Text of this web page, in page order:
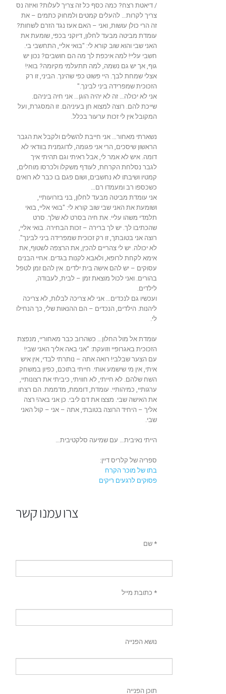
/ דיאטת רצח? כמה כסף כל זה צריך לעלות? ואיזה נס
צריך לקרות… להעלים קמטים ולמחוק כתמים – את
זה הרי כולן עושות, ואני – האם אעז נגד הזרם לשחות?
עומדת מביטה מבעד לחלון, דיוקני בכפי, שומעת את
האני שבי והוא שוב קורא לי: "בואי אליי, התחשבי בי.
חשבי עליי! למה איכפת לך מה הם חושבים? נכון יש
גוף, אך יש גם נשמה, למה תתעלמי מקיומה? בואי!
אצלי שמחת לבך. היי פשוט כפי שהינך. הביני, זו רק
הזכוכית שמפרידה ביני לבינך."
אני לא יכולה… זה לא יהיה הוגן… אני חיה ביניהם.
שייכת להם. רוצה למצוא חן בעיניהם. זו המסגרת, ועל
המקובל אין לי זכות ערעור בכלל.
נשארתי מאחור… אני חייבת להשלים ולקבל את הגבר
הראשון שיסכים, הרי אני פגומה, לדוגמנית בוודאי לא
דומה. איש לא אמר לי, אבל ראיתי וגם תהיתי איך
לגבר נסלחת הקרחת, לעודף משקלו ולכרסו מוחלים,
קמטיו ושיבתו לא נחשבים, ושום פגם בו כבר לא רואים
כשכספו רב ומעמדו רם…
אני עומדת מביטה מבעד לחלון, בני בזרועותיי,
ושומעת את האני שבי שוב קורא לי: "בואי אליי, בואי
תלמדי משהו עליי. את חיה בסרט לא שלך. סרט
שהכתיבו לך. יש לך ברירה – זכות הבחירה. בואי אליי,
רוצה אני בטובתך, זו רק זכוכית שמפרידה ביני לבינך".
לא יכולה. יש לי צהריים להכין, את הרצפה לשטוף, את
אימא לקחת לרופא, ולאבא לקנות בגדים. אחיי הבנים
עסוקים – יש להם אישה בית ילדים. אין להם זמן לטפל
בהורים. ואני לכול מוצאת זמן – לבית, לעבודה,
לילדים.
ועכשיו גם לנכדים… אני לא צריכה לבלות, לא צריכה
ליהנות. הילדים, הנכדים – הם ההנאות שלי, כך הנחילו
לי.
עומדת אל מול החלון… כשהרוב כבר מאחוריי, מנפצת
הזכוכית באגרופיי וזועקת: "אני באה אליך האני שבי!
עם הצער שבלבי! רואה אתה – נותרתי לבדי, אין איש
איתי, אין מי שישמע אותי. חייתי בתוכם, כפיון במשחק
השח שלהם. לא חייתי, לא חוויתי, כיביתי את רצונותיי,
ערגותיי, כמיהותיי. עומדת, דוממת, מדממת. הם רצחו
את האישה שבי. מצצו את דם ליבי. כן אני באה! רצה
אליך – היחיד הרוצה בטובתי, אתה – אני – קול האני
שבי.
הייתי נאיבית… עם שמיעה סלקטיבית…
ספריה של קלריס דיין:
בתו של מוכר הקרח
פסוקים לרגעים ריקים
צרו עמנו קשר
שם *
כתובת מייל *
נושא הפנייה
תוכן הפנייה